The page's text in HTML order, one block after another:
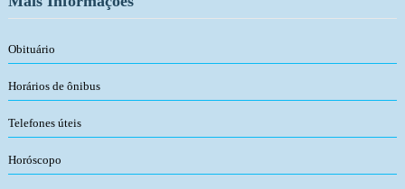
Obituário
Horários de ônibus
Telefones úteis
Horóscopo